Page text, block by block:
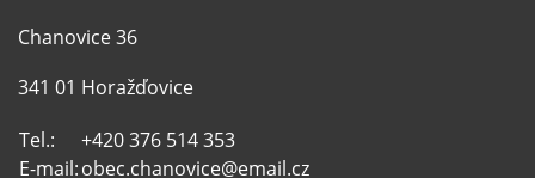
Chanovice 36
341 01 Horažďovice
Tel.:
+420 376 514 353
E-mail:obec.chanovice@email.cz